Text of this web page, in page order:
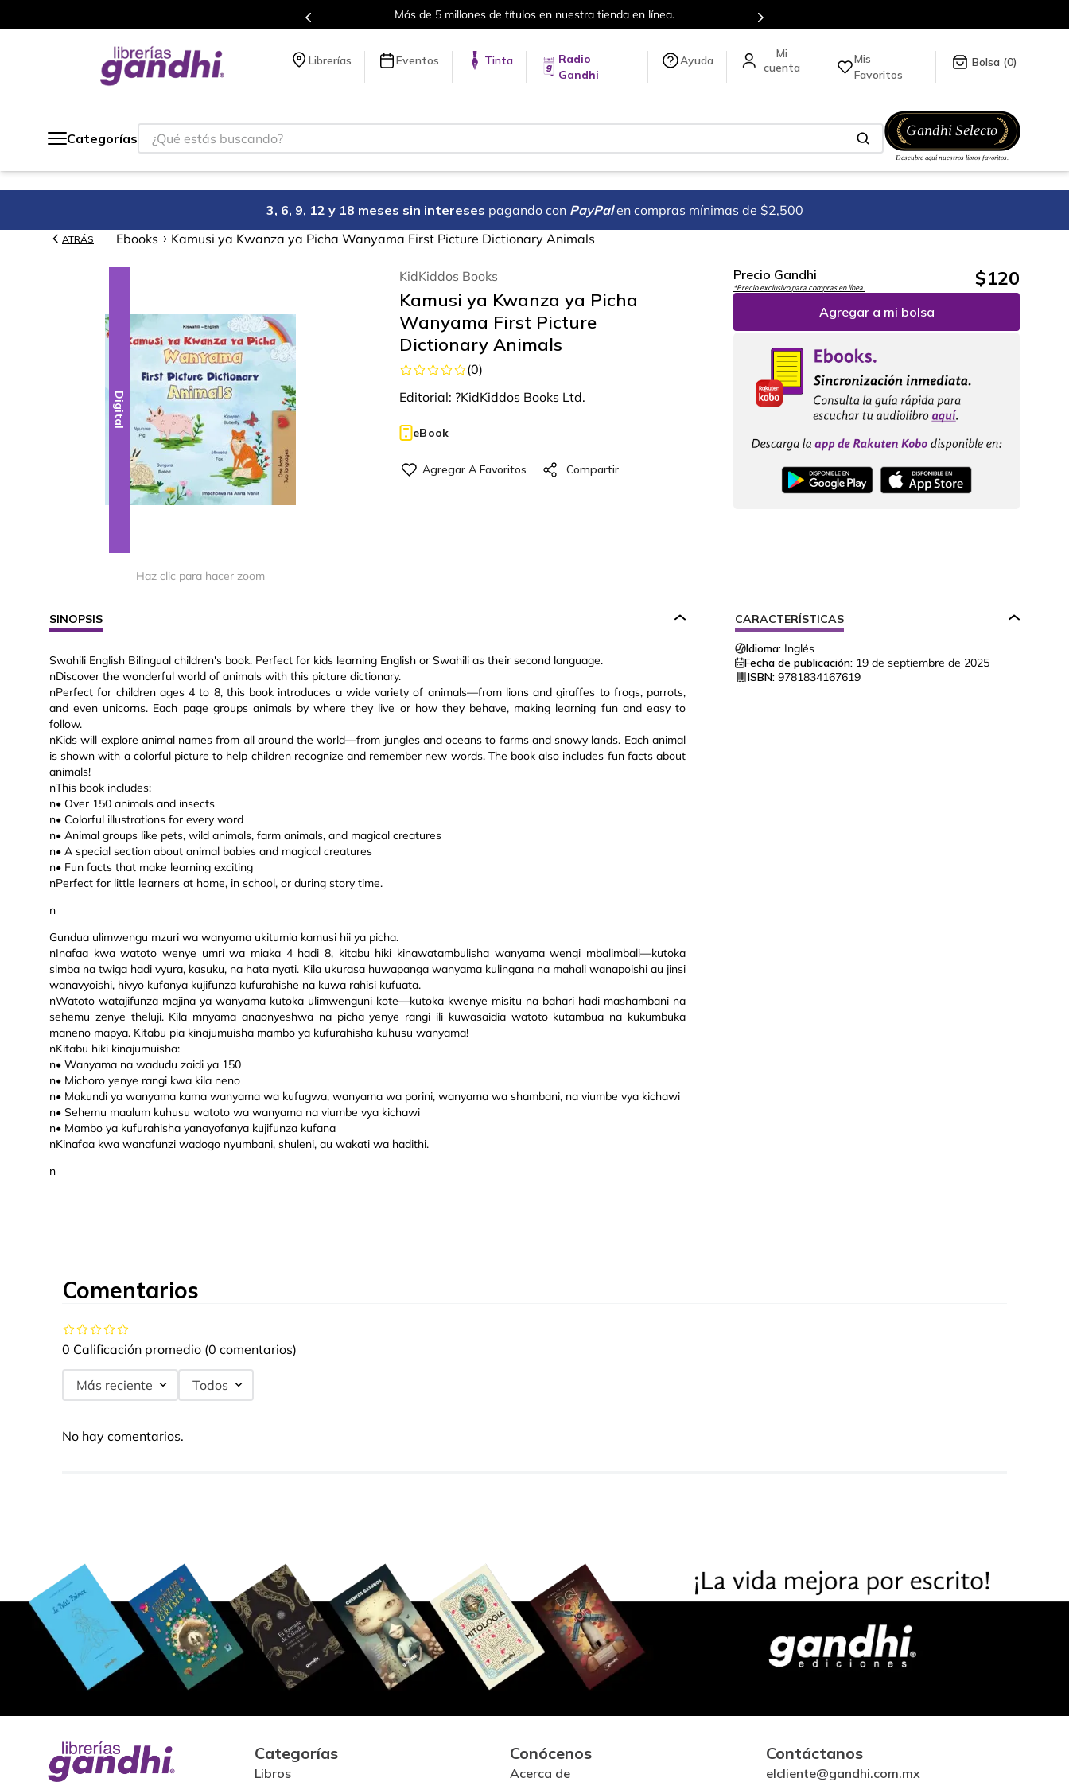
Más de 5 millones de títulos en nuestra tienda en línea.
Librerías Eventos Tinta
Radio
Gandhi
Ayuda
Mis
Favoritos
0
Categorías
¿Qué estás buscando?
3, 6, 9, 12 y 18 meses sin intereses pagando con PayPal en compras mínimas de $2,500
ATRÁS Ebooks Kamusi ya Kwanza ya Picha Wanyama First Picture Dictionary Animals
Digital
Haz clic para hacer zoom
KidKiddos Books
Kamusi ya Kwanza ya Picha
Wanyama First Picture
Dictionary Animals
(0)
Editorial: ?KidKiddos Books Ltd.
eBook
Precio Gandhi
*Precio exclusivo para compras en línea. $120
Agregar a mi bolsa
SINOPSIS
Swahili English Bilingual children's book. Perfect for kids learning English or Swahili as their second language.
nDiscover the wonderful world of animals with this picture dictionary.
nPerfect for children ages 4 to 8, this book introduces a wide variety of animals—from lions and giraffes to frogs, parrots,
and even unicorns. Each page groups animals by where they live or how they behave, making learning fun and easy to
follow.
nKids will explore animal names from all around the world—from jungles and oceans to farms and snowy lands. Each animal
is shown with a colorful picture to help children recognize and remember new words. The book also includes fun facts about
animals!
nThis book includes:
n• Over 150 animals and insects
n• Colorful illustrations for every word
n• Animal groups like pets, wild animals, farm animals, and magical creatures
n• A special section about animal babies and magical creatures
n• Fun facts that make learning exciting
nPerfect for little learners at home, in school, or during story time.
n
Gundua ulimwengu mzuri wa wanyama ukitumia kamusi hii ya picha.
nInafaa kwa watoto wenye umri wa miaka 4 hadi 8, kitabu hiki kinawatambulisha wanyama wengi mbalimbali—kutoka
simba na twiga hadi vyura, kasuku, na hata nyati. Kila ukurasa huwapanga wanyama kulingana na mahali wanapoishi au jinsi
wanavyoishi, hivyo kufanya kujifunza kufurahishe na kuwa rahisi kufuata.
nWatoto watajifunza majina ya wanyama kutoka ulimwenguni kote—kutoka kwenye misitu na bahari hadi mashambani na
sehemu zenye theluji. Kila mnyama anaonyeshwa na picha yenye rangi ili kuwasaidia watoto kutambua na kukumbuka
maneno mapya. Kitabu pia kinajumuisha mambo ya kufurahisha kuhusu wanyama!
nKitabu hiki kinajumuisha:
n• Wanyama na wadudu zaidi ya 150
n• Michoro yenye rangi kwa kila neno
n• Makundi ya wanyama kama wanyama wa kufugwa, wanyama wa porini, wanyama wa shambani, na viumbe vya kichawi
n• Sehemu maalum kuhusu watoto wa wanyama na viumbe vya kichawi
n• Mambo ya kufurahisha yanayofanya kujifunza kufana
nKinafaa kwa wanafunzi wadogo nyumbani, shuleni, au wakati wa hadithi.
n
CARACTERÍSTICAS
Idioma: Inglés
Fecha de publicación: 19 de septiembre de 2025
ISBN: 9781834167619
Comentarios
0 Calificación promedio (0 comentarios)
Más reciente Todos
No hay comentarios.
Categorías
Libros
Conócenos
Acerca de
Contáctanos
elcliente@gandhi.com.mx